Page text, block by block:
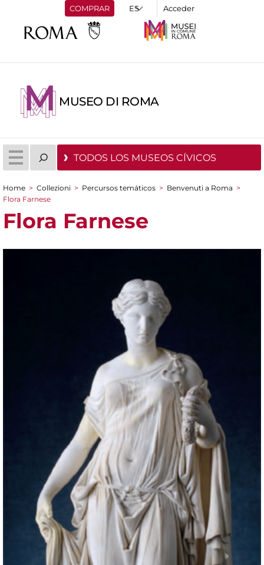
COMPRAR Acceder
MUSEO DI ROMA
TODOS LOS MUSEOS CÍVICOS
You are here
Home > Collezioni > Percursos temáticos > Benvenuti a Roma >
Flora Farnese
Flora Farnese